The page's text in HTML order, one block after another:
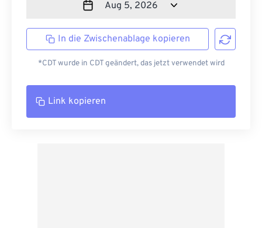
In die Zwischenablage kopieren
*CDT wurde in CDT geändert, das jetzt verwendet wird
Link kopieren